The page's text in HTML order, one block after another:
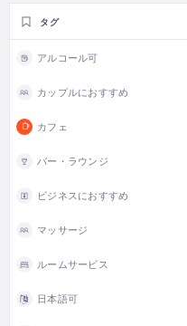
タグ
アルコール可
カップルにおすすめ
カフェ
バー・ラウンジ
ビジネスにおすすめ
マッサージ
ルームサービス
日本語可